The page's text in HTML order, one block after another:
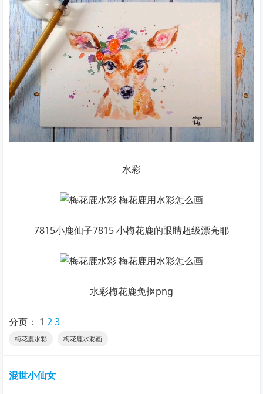
水彩
7815小鹿仙子7815 小梅花鹿的眼睛超级漂亮耶
水彩梅花鹿免抠png
分页： 1 2 3
梅花鹿水彩 梅花鹿水彩画
混世小仙女